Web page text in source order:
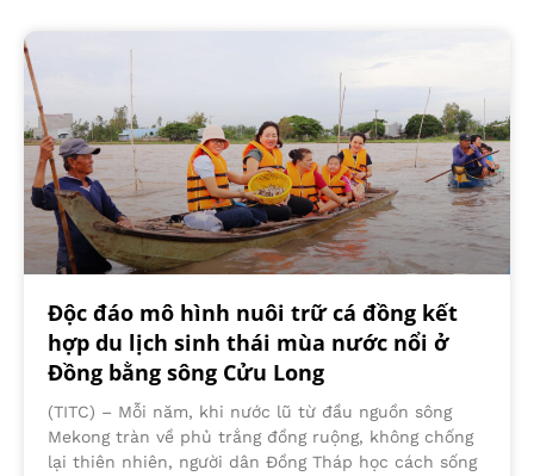
Độc đáo mô hình nuôi trữ cá đồng kết
hợp du lịch sinh thái mùa nước nổi ở
Đồng bằng sông Cửu Long
(TITC) – Mỗi năm, khi nước lũ từ đầu nguồn sông
Mekong tràn về phủ trắng đồng ruộng, không chống
lại thiên nhiên, người dân Đồng Tháp học cách sống